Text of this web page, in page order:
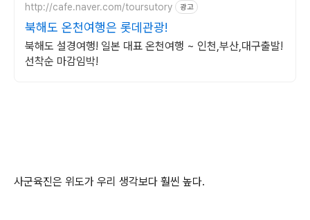
http://cafe.naver.com/toursutory 광고
북해도 온천여행은 롯데관광!
북해도 설경여행! 일본 대표 온천여행 ~ 인천,부산,대구출발!
선착순 마감임박!
사군육진은 위도가 우리 생각보다 훨씬 높다.